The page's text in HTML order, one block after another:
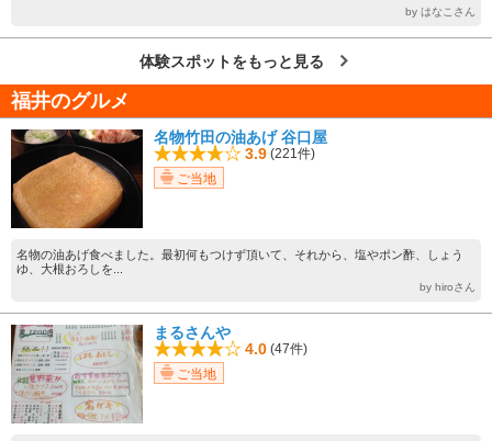
by はなこさん
体験スポットをもっと見る
福井のグルメ
名物竹田の油あげ 谷口屋
3.9 (221件)
ご当地
名物の油あげ食べました。最初何もつけず頂いて、それから、塩やポン酢、しょう
ゆ、大根おろしを...
by hiroさん
まるさんや
4.0 (47件)
ご当地